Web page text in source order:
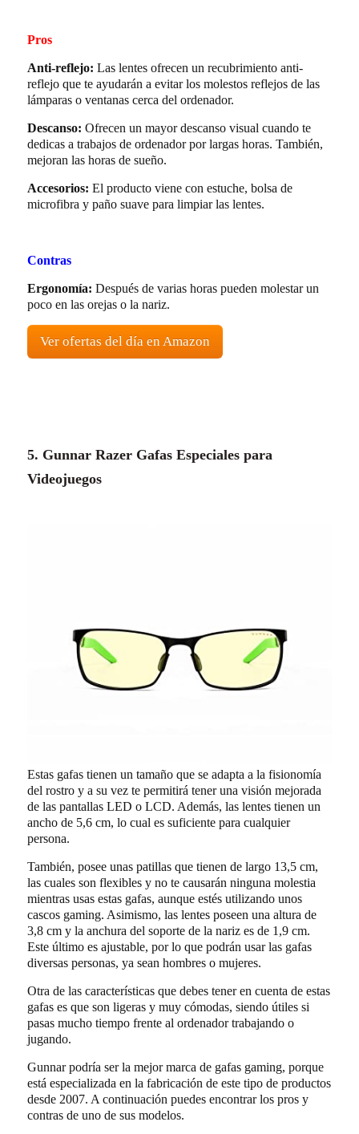
Pros
Anti-reflejo: Las lentes ofrecen un recubrimiento anti-
reflejo que te ayudarán a evitar los molestos reflejos de las
lámparas o ventanas cerca del ordenador.
Descanso: Ofrecen un mayor descanso visual cuando te
dedicas a trabajos de ordenador por largas horas. También,
mejoran las horas de sueño.
Accesorios: El producto viene con estuche, bolsa de
microfibra y paño suave para limpiar las lentes.
Contras
Ergonomía: Después de varias horas pueden molestar un
poco en las orejas o la nariz.
Ver ofertas del día en Amazon
5. Gunnar Razer Gafas Especiales para
Videojuegos
Estas gafas tienen un tamaño que se adapta a la fisionomía
del rostro y a su vez te permitirá tener una visión mejorada
de las pantallas LED o LCD. Además, las lentes tienen un
ancho de 5,6 cm, lo cual es suficiente para cualquier
persona.
También, posee unas patillas que tienen de largo 13,5 cm,
las cuales son flexibles y no te causarán ninguna molestia
mientras usas estas gafas, aunque estés utilizando unos
cascos gaming. Asimismo, las lentes poseen una altura de
3,8 cm y la anchura del soporte de la nariz es de 1,9 cm.
Este último es ajustable, por lo que podrán usar las gafas
diversas personas, ya sean hombres o mujeres.
Otra de las características que debes tener en cuenta de estas
gafas es que son ligeras y muy cómodas, siendo útiles si
pasas mucho tiempo frente al ordenador trabajando o
jugando.
Gunnar podría ser la mejor marca de gafas gaming, porque
está especializada en la fabricación de este tipo de productos
desde 2007. A continuación puedes encontrar los pros y
contras de uno de sus modelos.